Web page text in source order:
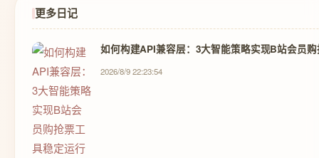
更多日记
如何构建API兼容层：3大智能策略实现B站会员
2026/8/9 22:23:54